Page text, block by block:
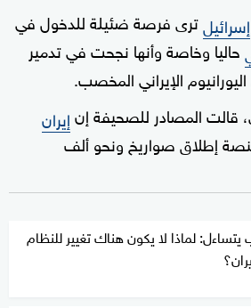
إسرائيلترى فرصة ضئيلة للدخول في
حاليا وخاصة وأنها نجحت في تدمير
الإيراني المخصب.
قالت المصادر للصحيفة إنإيران
إطلاق صواريخ ونحو ألف
يتساءل: لماذا لا يكون هناك تغيير للنظام